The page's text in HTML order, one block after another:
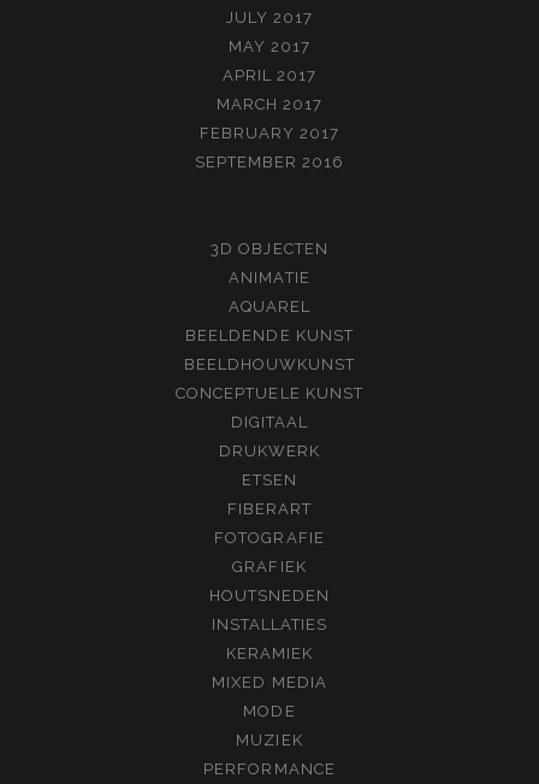
JULY 2017
MAY 2017
APRIL 2017
MARCH 2017
FEBRUARY 2017
SEPTEMBER 2016
3D OBJECTEN
ANIMATIE
AQUAREL
BEELDENDE KUNST
BEELDHOUWKUNST
CONCEPTUELE KUNST
DIGITAAL
DRUKWERK
ETSEN
FIBERART
FOTOGRAFIE
GRAFIEK
HOUTSNEDEN
INSTALLATIES
KERAMIEK
MIXED MEDIA
MODE
MUZIEK
PERFORMANCE